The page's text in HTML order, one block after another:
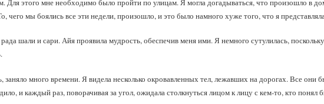
чего мы боялись все эти недели, произошло, и это было намного хуже того, что я
шали и сари. Айя проявила мудрость, обеспечив меня ими. Я немного сутулилась,
заняло много времени. Я видела несколько окровавленных тел, лежавших на дорогах. Все они
и каждый раз, поворачивая за угол, ожидала столкнуться лицом к лицу с кем‑то, кто